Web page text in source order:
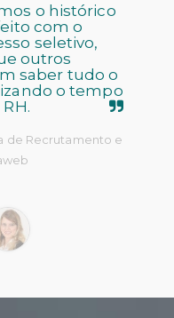
o histórico
com o
seletivo,
outros
saber tudo o
o tempo
de Recrutamento e